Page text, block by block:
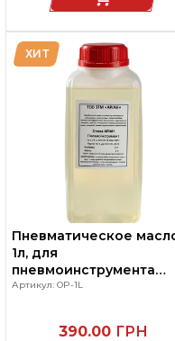
ХИТ
Пневматическое
1л, для
пневмоинструмента
гайковертов, дрелей,
Артикул: OP-1L
390.00 ГРН